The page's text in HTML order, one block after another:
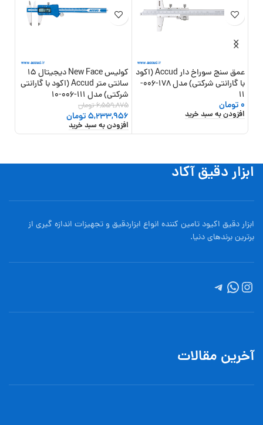
عمق سنج سوراخ دار Accud (اکود
با گارانتی شرکتی) مدل 178-006-
11
0تومان
افزودن به سبد خرید
کولیس New Face دیجیتال 15
سانتی متر Accud (اکود با گارانتی
شرکتی) مدل 111-006-10
6,559,875تومان
5,233,956تومان
افزودن به سبد خرید
ابزار دقیق آکاد
ابزار دقیق اکیود تامین کننده انواع ابزاردقيق و تجهيزات اندازه گیری از
برترین برندهای دنیا.
آخرین مقالات